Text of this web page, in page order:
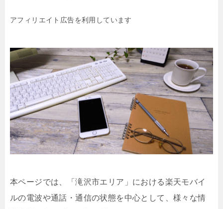
アフィリエイト広告を利用しています
本ページでは、「滝沢市エリア」における楽天モバイ
ルの電波や通話・通信の状態を中心として、様々な情